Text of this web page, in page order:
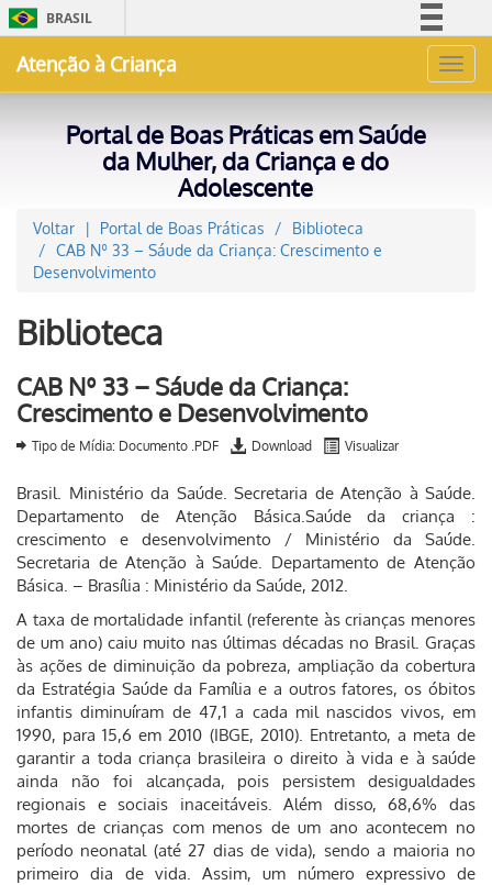
BRASIL
Acesso à informação
Atenção à Criança
Portal de Boas Práticas em Saúde
da Mulher, da Criança e do
Adolescente
Voltar Portal de Boas Práticas
Biblioteca
CAB Nº 33 – Sáude da Criança: Crescimento e
Desenvolvimento
Biblioteca
CAB Nº 33 – Sáude da Criança:
Crescimento e Desenvolvimento
Tipo de Mídia: Documento .PDF Download Visualizar
Brasil. Ministério da Saúde. Secretaria de Atenção à Saúde.
Departamento de Atenção Básica.Saúde da criança :
crescimento e desenvolvimento / Ministério da Saúde.
Secretaria de Atenção à Saúde. Departamento de Atenção
Básica. – Brasília : Ministério da Saúde, 2012.
A taxa de mortalidade infantil (referente às crianças menores
de um ano) caiu muito nas últimas décadas no Brasil. Graças
às ações de diminuição da pobreza, ampliação da cobertura
da Estratégia Saúde da Família e a outros fatores, os óbitos
infantis diminuíram de 47,1 a cada mil nascidos vivos, em
1990, para 15,6 em 2010 (IBGE, 2010). Entretanto, a meta de
garantir a toda criança brasileira o direito à vida e à saúde
ainda não foi alcançada, pois persistem desigualdades
regionais e sociais inaceitáveis. Além disso, 68,6% das
mortes de crianças com menos de um ano acontecem no
período neonatal (até 27 dias de vida), sendo a maioria no
primeiro dia de vida. Assim, um número expressivo de